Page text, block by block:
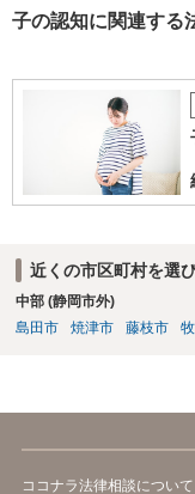
子の認知に関連する
近くの市区町村を選
中部 (静岡市外)
島田市
焼津市 藤枝市
ココナラ法律相談について